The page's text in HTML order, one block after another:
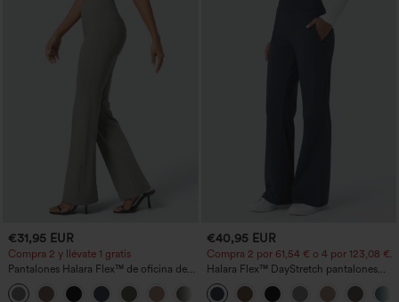
€31,95 EUR
Compra 2 y llévate 1 gratis
Pantalones Halara Flex™ de oficina de
tiro alto ligeramente acampanados con
bolsillos
+13
€40,95 EUR
Compra 2 por 61,54 € o 4 por 123,08 €.
Halara Flex™ DayStretch pantalones
acampanados de trabajo de tiro medio
con bolsillo lateral con cremallera